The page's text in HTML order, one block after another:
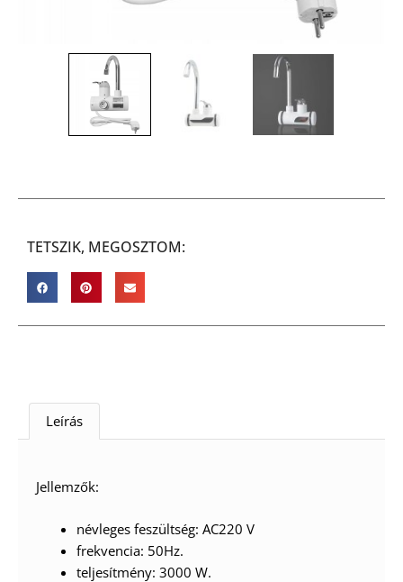
TETSZIK, MEGOSZTOM:
Leírás
Jellemzők:
névleges feszültség: AC220 V
frekvencia: 50Hz.
teljesítmény: 3000 W.